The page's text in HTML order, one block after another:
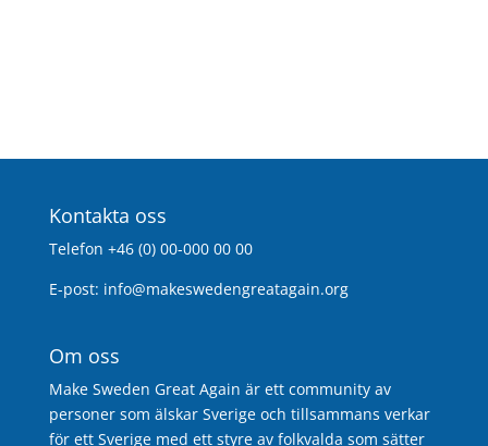
Kontakta oss
Telefon +46 (0) 00-000 00 00
E-post: info@makeswedengreatagain.org
Om oss
Make Sweden Great Again är ett community av
personer som älskar Sverige och tillsammans verkar
för ett Sverige med ett styre av folkvalda som sätter